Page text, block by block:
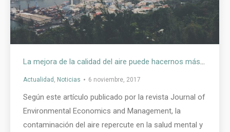
La mejora de la calidad del aire puede hacernos más felices
Actualidad , Noticias 6 noviembre, 2017
Según este artículo publicado por la revista Journal of
Environmental Economics and Management, la
contaminación del aire repercute en la salud mental y